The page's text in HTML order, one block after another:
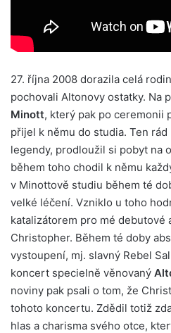
27. října 2008 dorazila celá
pochovali Altonovy ostatky. Na
Minott, který pak po ceremonii
přijel k němu do studia. Ten
legendy, prodloužil si pobyt na
během toho chodil k němu
v Minottově studiu během té
velké léčení. Vzniklo u toho
katalizátorem pro mé debutové
Christopher. Během té doby
vystoupení, mj. slavný Rebel
koncert specielně věnovaný
noviny pak psali o tom, že
tohoto koncertu. Zdědil totiž
hlas a charisma svého otce,